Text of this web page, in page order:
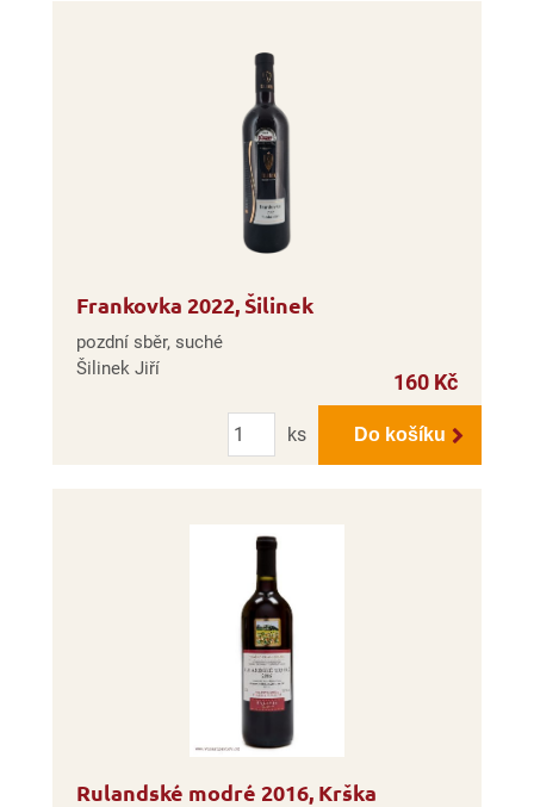
Frankovka 2022, Šilinek
pozdní sběr, suché
Šilinek Jiří
160 Kč
Počet
ks
Do košíku
Rulandské modré 2016, Krška